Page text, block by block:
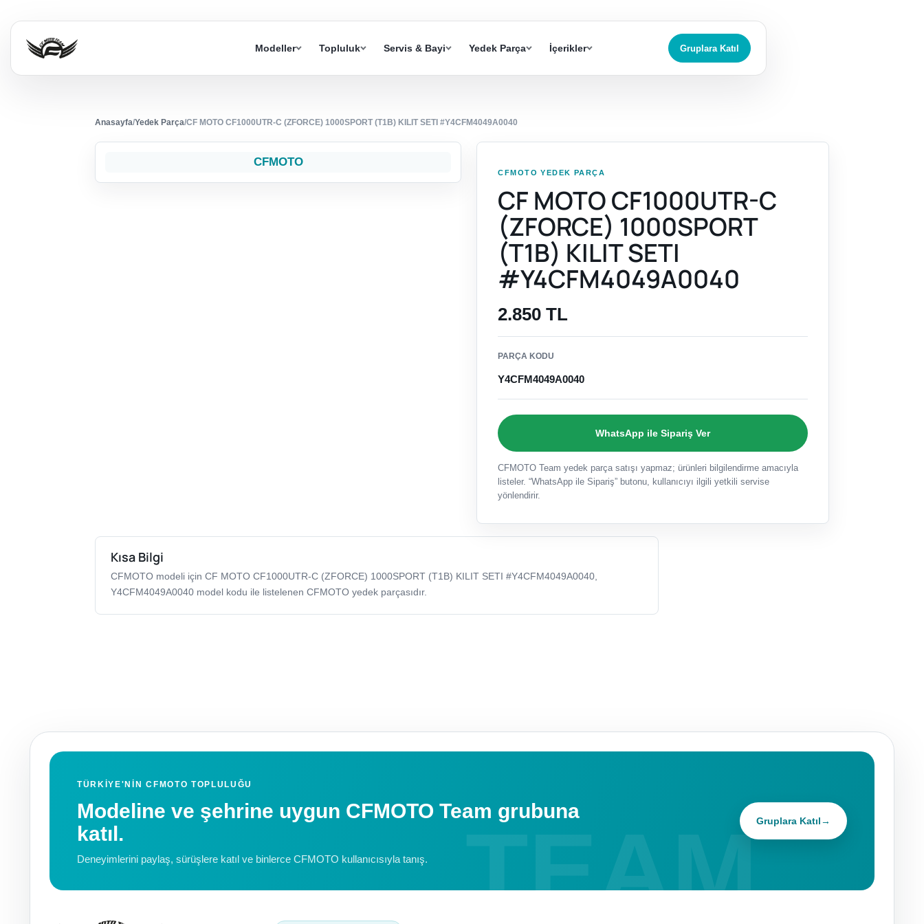
Modeller Topluluk Servis & Bayi Yedek Parça İçerikler Gruplara Katıl
Anasayfa/Yedek Parça/CF MOTO CF1000UTR-C (ZFORCE) 1000SPORT (T1B) KILIT SETI #Y4CFM4049A0040
CFMOTO
CFMOTO YEDEK PARÇA
CF MOTO CF1000UTR-C
(ZFORCE) 1000SPORT
(T1B) KILIT SETI
#Y4CFM4049A0040
2.850 TL
PARÇA KODU
Y4CFM4049A0040
WhatsApp ile Sipariş Ver
CFMOTO Team yedek parça satışı yapmaz; ürünleri bilgilendirme amacıyla
listeler. “WhatsApp ile Sipariş” butonu, kullanıcıyı ilgili yetkili servise
yönlendirir.
Kısa Bilgi
CFMOTO modeli için CF MOTO CF1000UTR-C (ZFORCE) 1000SPORT (T1B) KILIT SETI #Y4CFM4049A0040,
Y4CFM4049A0040 model kodu ile listelenen CFMOTO yedek parçasıdır.
TÜRKIYE'NIN CFMOTO TOPLULUĞU
Modeline ve şehrine uygun CFMOTO Team grubuna
katıl.
Deneyimlerini paylaş, sürüşlere katıl ve binlerce CFMOTO kullanıcısıyla tanış.
Gruplara Katıl→